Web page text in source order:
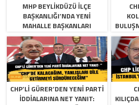
MHP BEYLIKDÜZÜ İLÇE
BAŞKANLIĞI’NDA YENI
MAHALLE BAŞKANLARI
GÖREVLENDIRILDI
CHP’LI GÜRER’DEN YENI PARTI
İDDIALARINA NET YANIT: